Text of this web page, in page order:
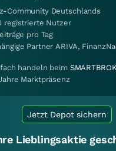
Community Deutschlands
registrierte Nutzer
pro Tag
Partner ARIVA,
handeln beim
Marktpräsenz
Jetzt Depot sichern
Lieblingsaktie